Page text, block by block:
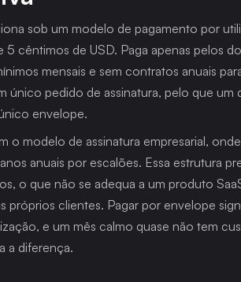
sob um modelo de pagamento por
5 cêntimos de USD. Paga apenas pelos
mensais e sem contratos anuais
único pedido de assinatura, pelo que
envelope.
o modelo de assinatura empresarial,
anuais por escalões. Essa estrutura
o que não se adequa a um produto
próprios clientes. Pagar por envelope
e um mês calmo quase não tem
a diferença.